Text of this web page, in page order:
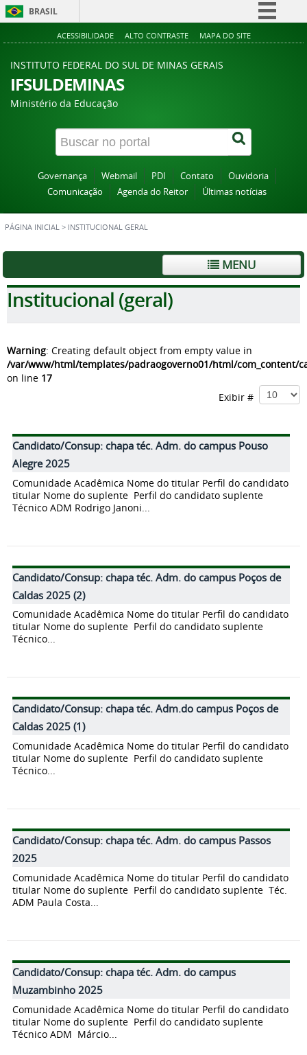
BRASIL
Simplifique!
ACESSIBILIDADE ALTO CONTRASTE MAPA DO SITE
INSTITUTO FEDERAL DO SUL DE MINAS GERAIS
IFSULDEMINAS
Ministério da Educação
Governança Webmail PDI Contato
Ouvidoria
Comunicação
Agenda do Reitor Últimas notícias
PÁGINA INICIAL > INSTITUCIONAL GERAL
MENU
Institucional (geral)
Warning: Creating default object from empty value in
/var/www/html/templates/padraogoverno01/html/com_content/
on line 17
Exibir #
Candidato/Consup: chapa téc. Adm. do campus Pouso
Alegre 2025
Comunidade Acadêmica Nome do titular Perfil do candidato
titular Nome do suplente Perfil do candidato suplente
Técnico ADM Rodrigo Janoni...
Candidato/Consup: chapa téc. Adm. do campus Poços de
Caldas 2025 (2)
Comunidade Acadêmica Nome do titular Perfil do candidato
titular Nome do suplente Perfil do candidato suplente
Técnico...
Candidato/Consup: chapa téc. Adm.do campus Poços de
Caldas 2025 (1)
Comunidade Acadêmica Nome do titular Perfil do candidato
titular Nome do suplente Perfil do candidato suplente
Técnico...
Candidato/Consup: chapa téc. Adm. do campus Passos
2025
Comunidade Acadêmica Nome do titular Perfil do candidato
titular Nome do suplente Perfil do candidato suplente Téc.
ADM Paula Costa...
Candidato/Consup: chapa téc. Adm. do campus
Muzambinho 2025
Comunidade Acadêmica Nome do titular Perfil do candidato
titular Nome do suplente Perfil do candidato suplente
Técnico ADM Márcio...